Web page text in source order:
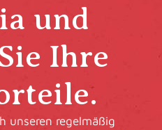
und
Ihre
unseren regelmäßig